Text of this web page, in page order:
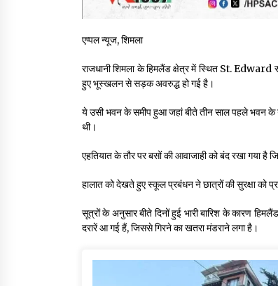
एप्पल न्यूज, शिमला
राजधानी शिमला के हिमलैंड क्षेत्र में स्थित St.
हुए भूस्खलन से सड़क अवरुद्ध हो गई है।
ये उसी भवन के समीप हुआ जहां बीते तीन साल पहले भवन के
थी।
एहतियात के तौर पर बसों की आवाजाही को बंद रखा गया है
हालात को देखते हुए स्कूल प्रबंधन ने छात्रों की सुरक्षा को
सूत्रों के अनुसार बीते दिनों हुई भारी बारिश के कारण
दरारें आ गई हैं, जिससे गिरने का खतरा मंडराने लगा है।